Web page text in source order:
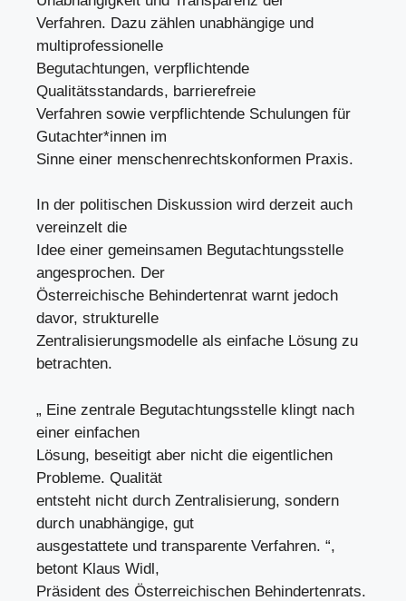
Verfahren. Dazu zählen unabhängige und
multiprofessionelle
Begutachtungen, verpflichtende
Qualitätsstandards, barrierefreie
Verfahren sowie verpflichtende Schulungen für
Gutachter*innen im
Sinne einer menschenrechtskonformen Praxis.
In der politischen Diskussion wird derzeit auch
vereinzelt die
Idee einer gemeinsamen Begutachtungsstelle
angesprochen. Der
Österreichische Behindertenrat warnt jedoch
davor, strukturelle
Zentralisierungsmodelle als einfache Lösung zu
betrachten.
„ Eine zentrale Begutachtungsstelle klingt nach
einer einfachen
Lösung, beseitigt aber nicht die eigentlichen
Probleme. Qualität
entsteht nicht durch Zentralisierung, sondern
durch unabhängige, gut
ausgestattete und transparente Verfahren. “,
betont Klaus Widl,
Präsident des Österreichischen Behindertenrats.